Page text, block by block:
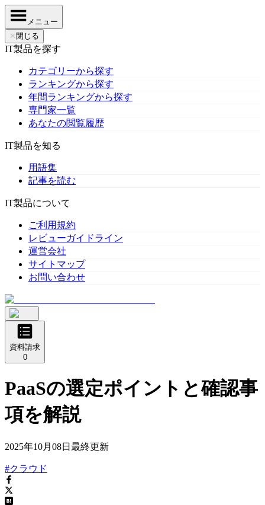
メニュー
✕ 閉じる
IT製品を探す
カテゴリーから探す
ランキングから探す
年間ランキングから探す
専門家一覧
あなたの閲覧履歴
IT製品を知る
用語集
記事を読む
IT製品について
ご利用規約
レビューガイドライン
運営会社
サイトマップ
お問い合わせ
資料請求
0
PaaSの選定ポイントと確認事
項を解説
2025年10月08日 最終更新
#クラウド